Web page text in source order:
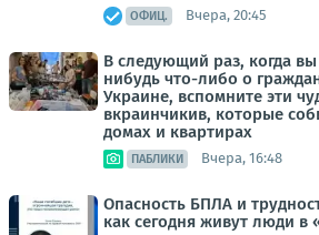
ОФИЦ. Вчера, 20:45
В следующий раз, когда
нибудь что-либо о
Украине, вспомните эти
вкраинчикив, которые
домах и квартирах
ПАБЛИКИ Вчера, 16:48
Опасность БПЛА и
как сегодня живут люди в